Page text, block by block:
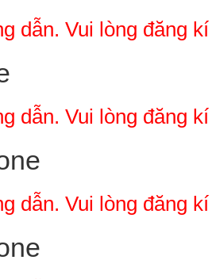
dẫn. Vui lòng đăng
dẫn. Vui lòng đăng
dẫn. Vui lòng đăng